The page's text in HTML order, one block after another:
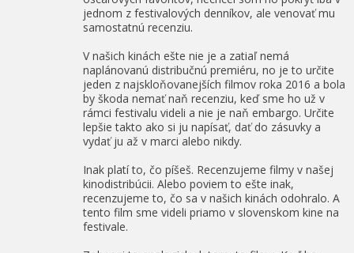
jednom z festivalových denníkov, ale venovať mu
samostatnú recenziu.
V našich kinách ešte nie je a zatiaľ nemá
naplánovanú distribučnú premiéru, no je to určite
jeden z najskloňovanejších filmov roka 2016 a bola
by škoda nemať naň recenziu, keď sme ho už v
rámci festivalu videli a nie je naň embargo. Určite
lepšie takto ako si ju napísať, dať do zásuvky a
vydať ju až v marci alebo nikdy.
Inak platí to, čo píšeš. Recenzujeme filmy v našej
kinodistribúcii. Alebo poviem to ešte inak,
recenzujeme to, čo sa v našich kinách odohralo. A
tento film sme videli priamo v slovenskom kine na
festivale.